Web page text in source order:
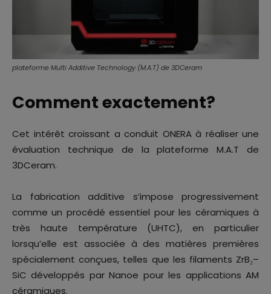
plateforme Multi Additive Technology (M.A.T) de 3DCeram
Comment exactement?
Cet intérêt croissant a conduit ONERA à réaliser une
évaluation technique de la plateforme M.A.T de
3DCeram.
La fabrication additive s’impose progressivement
comme un procédé essentiel pour les céramiques à
très haute température (UHTC), en particulier
lorsqu’elle est associée à des matières premières
spécialement conçues, telles que les filaments ZrB₂–
SiC développés par Nanoe pour les applications AM
céramiques.